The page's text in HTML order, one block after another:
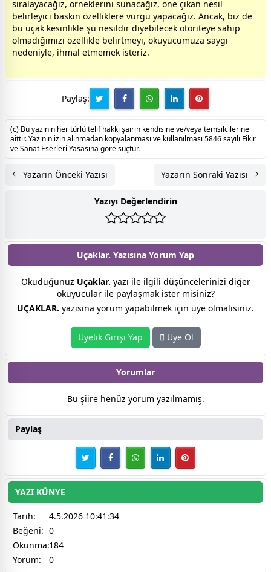
sıralayacağız, örneklerini sunacağız, öne çıkan nesil
belirleyici baskın özelliklere vurgu yapacağız. Ancak, biz de
bu uçak kesinlikle şu nesildir diyebilecek otoriteye sahip
olmadığımızı özellikle belirtmeyi, okuyucumuza saygı
nedeniyle, ihmal etmemek isteriz.
Paylaş:
(c) Bu yazının her türlü telif hakkı şairin kendisine ve/veya temsilcilerine
aittir. Yazının izin alınmadan kopyalanması ve kullanılması 5846 sayılı Fikir
ve Sanat Eserleri Yasasına göre suçtur.
Yazarın Önceki Yazısı Yazarın Sonraki Yazısı
Yazıyı Değerlendirin
Uçaklar. Yazısına Yorum Yap
Okuduğunuz Uçaklar. yazı ile ilgili düşüncelerinizi diğer
okuyucular ile paylaşmak ister misiniz?
UÇAKLAR. yazısına yorum yapabilmek için üye olmalısınız.
Üyelik Girişi Yap Üye Ol
Yorumlar
Bu şiire henüz yorum yazılmamış.
Paylaş
YAZI KÜNYE
Tarih:
4.5.2026 10:41:34
Beğeni: 0
Okunma:184
Yorum:
0